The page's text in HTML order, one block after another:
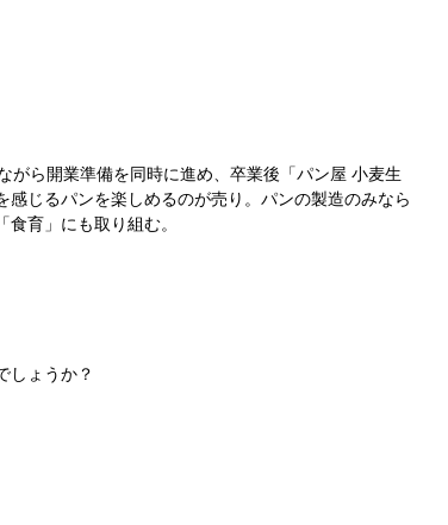
ら開業準備を同時に進め、卒業後「パン屋 小麦生
じるパンを楽しめるのが売り。パンの製造のみなら
育」にも取り組む。
しょうか？